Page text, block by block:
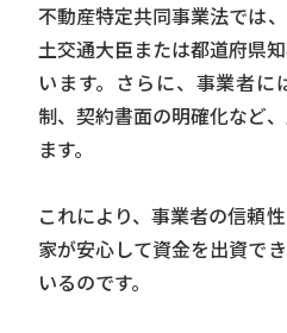
不動産特定共同事業法では
土交通大臣または都道府県
います。さらに、事業者
制、契約書面の明確化など
ます。
これにより、事業者の信頼
家が安心して資金を出資で
いるのです。